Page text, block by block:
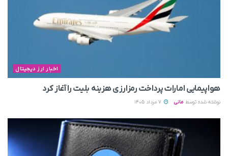
اخبار ارز دیجیتال
هواپیمایی امارات پرداخت رمزارزی هزینه بلیت را آغاز کرد
نوشته شده توسط مانی